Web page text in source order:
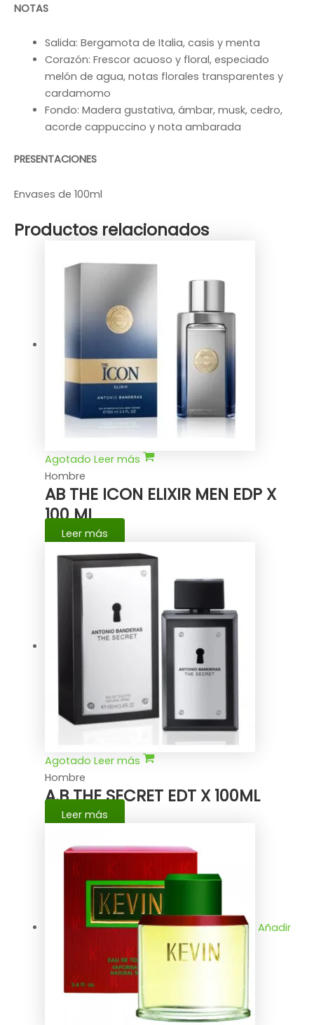
NOTAS
Salida: Bergamota de Italia, casis y menta
Corazón: Frescor acuoso y floral, especiado
melón de agua, notas florales transparentes y
cardamomo
Fondo: Madera gustativa, ámbar, musk, cedro,
acorde cappuccino y nota ambarada
PRESENTACIONES
Envases de 100ml
Productos relacionados
Agotado Leer más
Hombre
AB THE ICON ELIXIR MEN EDP X
100 ML
Leer más
Agotado Leer más
Hombre
A.B THE SECRET EDT X 100ML
Leer más
Añadir